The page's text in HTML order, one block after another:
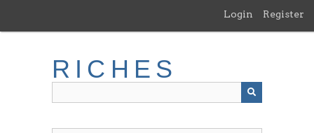
main
Login Register
RICHES